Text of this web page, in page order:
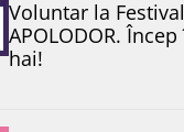
Voluntar la
APOLODOR.
hai!